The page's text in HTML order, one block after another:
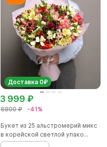
Доставка 0₽
6800 ₽ -41%
3 999 ₽
Букет из 25 альстромерий микс
в корейской светлой упако...